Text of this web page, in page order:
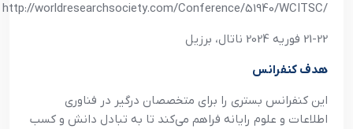
http://worldresearchsociety.com/Conference/51940/WCITSC/
21-22 فوريه 2024 ناتال، برزيل
هدف کنفرانس
اين کنفرانس بستري را براي متخصصان درگير در فناوري
اطلاعات و علوم رايانه فراهم مي‌کند تا به تبادل دانش و کسب